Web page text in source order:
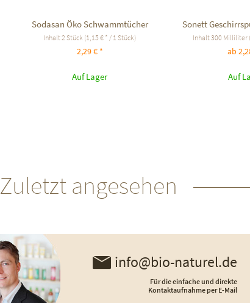
Sodasan Öko Schwammtücher
Inhalt2 Stück (1,15 € * / 1 Stück)
2,29 € *
Auf Lager
Sonett
Inhalt300 Milliliter
ab
Auf
Zuletzt angesehen
info@bio-naturel.de
Für die einfache und direkte
Kontaktaufnahme per E-Mail